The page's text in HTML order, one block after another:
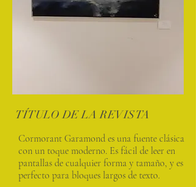
TÍTULO DE LA REVISTA
Cormorant Garamond es una fuente clásica
con un toque moderno. Es fácil de leer en
pantallas de cualquier forma y tamaño, y es
perfecto para bloques largos de texto.